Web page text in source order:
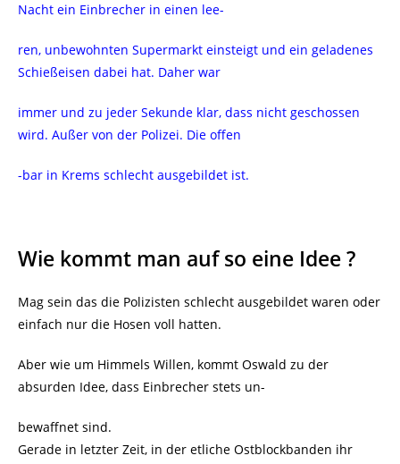
Nacht ein Einbrecher in einen lee-
ren, unbewohnten Supermarkt einsteigt und ein geladenes
Schießeisen dabei hat. Daher war
immer und zu jeder Sekunde klar, dass nicht geschossen
wird. Außer von der Polizei. Die offen
-bar in Krems schlecht ausgebildet ist.
Wie kommt man auf so eine Idee ?
Mag sein das die Polizisten schlecht ausgebildet waren oder
einfach nur die Hosen voll hatten.
Aber wie um Himmels Willen, kommt Oswald zu der
absurden Idee, dass Einbrecher stets un-
bewaffnet sind.
Gerade in letzter Zeit, in der etliche Ostblockbanden ihr